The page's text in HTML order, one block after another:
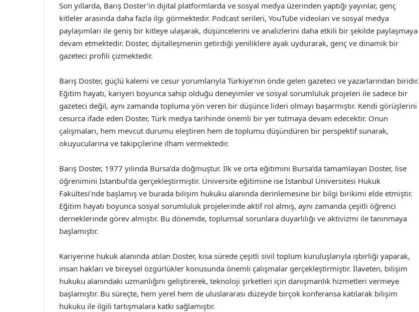
Son yıllarda, Barış Doster’in dijital platformlarda ve sosyal medya üzerinden yaptığı yayınlar, genç
kitleler arasında daha fazla ilgi görmektedir. Podcast serileri, YouTube videoları ve sosyal medya
paylaşımları ile geniş bir kitleye ulaşarak, düşüncelerini ve analizlerini daha etkili bir şekilde paylaşmaya
devam etmektedir. Doster, dijitalleşmenin getirdiği yeniliklere ayak uydurarak, genç ve dinamik bir
gazeteci profili çizmektedir.
Barış Doster, güçlü kalemi ve cesur yorumlarıyla Türkiye’nin önde gelen gazeteci ve yazarlarından biridir.
Eğitim hayatı, kariyeri boyunca sahip olduğu deneyimler ve sosyal sorumluluk projeleri ile sadece bir
gazeteci değil, aynı zamanda topluma yön veren bir düşünce lideri olmayı başarmıştır. Kendi görüşlerini
cesurca ifade eden Doster, Türk medya tarihinde önemli bir yer tutmaya devam edecektir. Onun
çalışmaları, hem mevcut durumu eleştiren hem de toplumu düşündüren bir perspektif sunarak,
okuyucularına ve takipçilerine ilham vermektedir.
Barış Doster, 1977 yılında Bursa’da doğmuştur. İlk ve orta eğitimini Bursa’da tamamlayan Doster, lise
öğrenimini İstanbul’da gerçekleştirmiştir. Üniversite eğitimine ise İstanbul Üniversitesi Hukuk
Fakültesi’nde başlamış ve burada bilişim hukuku alanında derinlemesine bir bilgi birikimi elde etmiştir.
Eğitim hayatı boyunca sosyal sorumluluk projelerinde aktif rol almış, aynı zamanda çeşitli öğrenci
derneklerinde görev almıştır. Bu dönemde, toplumsal sorunlara duyarlılığı ve aktivizmi ile tanınmaya
başlamıştır.
Kariyerine hukuk alanında atılan Doster, kısa sürede çeşitli sivil toplum kuruluşlarıyla işbirliği yaparak,
insan hakları ve bireysel özgürlükler konusunda önemli çalışmalar gerçekleştirmiştir. İlaveten, bilişim
hukuku alanındaki uzmanlığını geliştirerek, teknoloji şirketleri için danışmanlık hizmetleri vermeye
başlamıştır. Bu süreçte, hem yerel hem de uluslararası düzeyde birçok konferansa katılarak bilişim
hukuku ile ilgili tartışmalara katkı sağlamıştır.